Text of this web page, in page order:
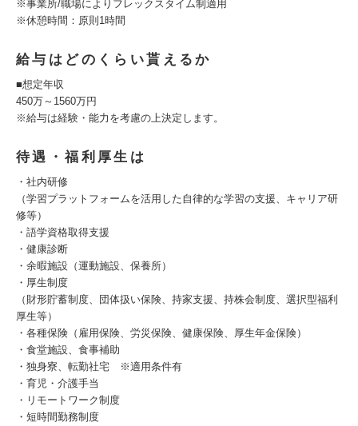
※事業所/職場によりフレックスタイム制適用
※休憩時間：原則1時間
給与はどのくらい貰えるか
■想定年収
450万～1560万円
※給与は経験・能力を考慮の上決定します。
待遇・福利厚生は
・社内研修
（学習プラットフォームを活用した自律的な学習の支援、キャリア研
修等）
・語学資格取得支援
・健康診断
・余暇施設（運動施設、保養所）
・厚生制度
（財形貯蓄制度、団体扱い保険、持家支援、持株会制度、選択型福利
厚生等）
・各種保険（雇用保険、労災保険、健康保険、厚生年金保険）
・食堂施設、食事補助
・独身寮、転勤社宅 ※適用条件有
・育児・介護手当
・リモートワーク制度
・短時間勤務制度